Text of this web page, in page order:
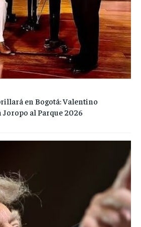
en Bogotá: Valentino
Joropo al Parque 2026